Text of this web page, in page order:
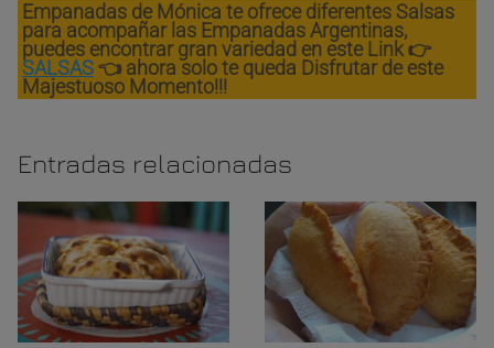
Empanadas de Mónica te ofrece diferentes Salsas
para acompañar las Empanadas Argentinas,
puedes encontrar gran variedad en este Link 👉
SALSAS 👈 ahora solo te queda Disfrutar de este
Majestuoso Momento!!!
Entradas relacionadas